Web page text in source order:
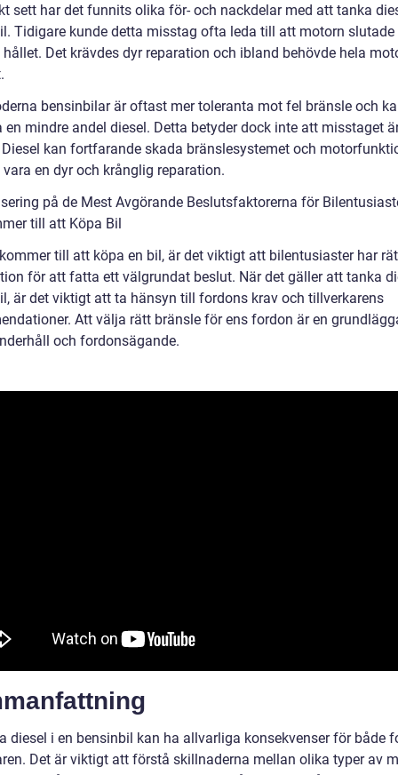
sett har det funnits olika för- och nackdelar med att tanka
Tidigare kunde detta misstag ofta leda till att motorn
Det krävdes dyr reparation och ibland behövde hela
bensinbilar är oftast mer toleranta mot fel bränsle och
en mindre andel diesel. Detta betyder dock inte att misstaget
kan fortfarande skada bränslesystemet och
en dyr och krånglig reparation.
på de Mest Avgörande Beslutsfaktorerna för
till att Köpa Bil
till att köpa en bil, är det viktigt att bilentusiaster har
för att fatta ett välgrundat beslut. När det gäller att tanka
är det viktigt att ta hänsyn till fordons krav och tillverkarens
Att välja rätt bränsle för ens fordon är en
och fordonsägande.
diesel i en bensinbil kan ha allvarliga konsekvenser för både
Det är viktigt att förstå skillnaderna mellan olika typer av